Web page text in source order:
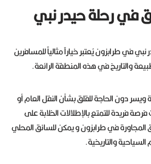
في رحلة حيدر نبي
في طرابزون يُعتبر خياراً مثالياً للمسافرين
والتاريخ في هذه المنطقة الرائعة.
ويسر دون الحاجة للقلق بشأن النقل العام أو
فرصة فريدة للتمتع بالإطلالات الخلابة على
المجاورة في طرابزون و يمكن للسائق المحلي
والتاريخية.